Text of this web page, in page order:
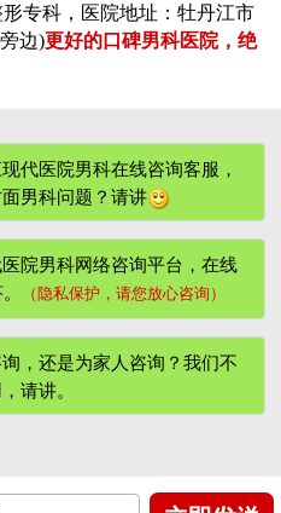
专科，医院地址：牡丹江市
边)更好的口碑男科医院，绝
代医院男科在线咨询客服，
男科问题？请讲
院男科网络咨询平台，在线
（隐私保护，请您放心咨询）
，还是为家人咨询？我们不
，请讲。